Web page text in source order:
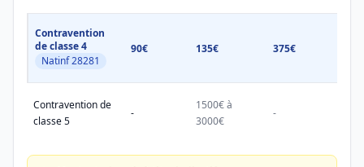
Contravention
de classe 4
Natinf 28281
90€ 135€ 375€
Contravention de
classe 5
-
1500€ à
3000€
-